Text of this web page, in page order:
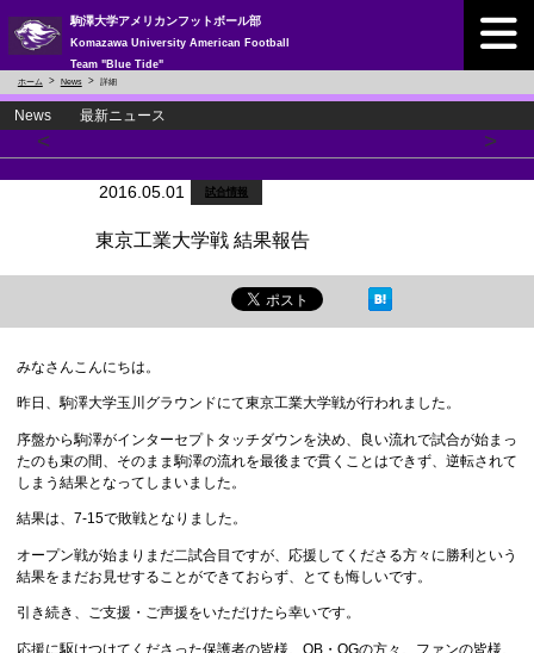
駒澤大学アメリカンフットボール部
Komazawa University American Football
Team "Blue Tide"
ホーム News 詳細
News 最新ニュース
< >
2016.05.01 試合情報
東京工業大学戦 結果報告
みなさんこんにちは。
昨日、駒澤大学玉川グラウンドにて東京工業大学戦が行われました。
序盤から駒澤がインターセプトタッチダウンを決め、良い流れで試合が始まっ
たのも束の間、そのまま駒澤の流れを最後まで貫くことはできず、逆転されて
しまう結果となってしまいました。
結果は、7-15で敗戦となりました。
オープン戦が始まりまだ二試合目ですが、応援してくださる方々に勝利という
結果をまだお見せすることができておらず、とても悔しいです。
引き続き、ご支援・ご声援をいただけたら幸いです。
応援に駆けつけてくださった保護者の皆様、OB・OGの方々、ファンの皆様、